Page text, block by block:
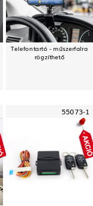
Telefontartó - műszerfalra
rögzíthető
55073-1